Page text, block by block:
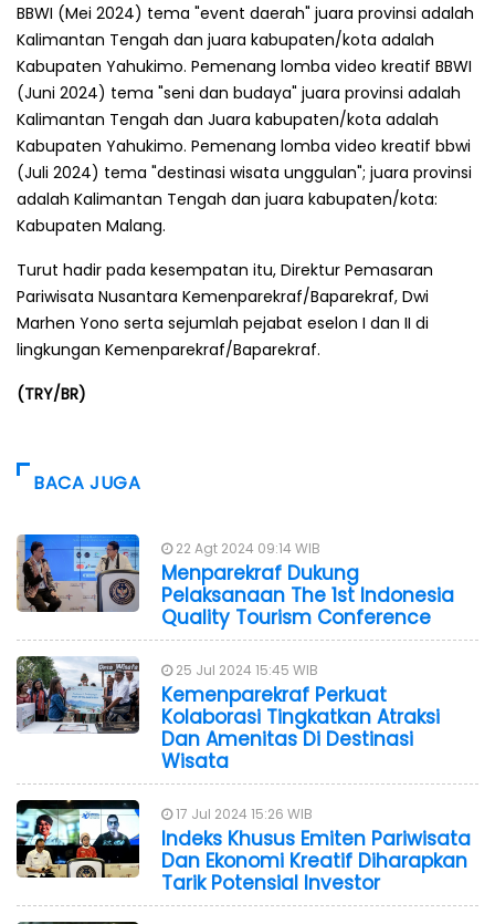
BBWI (Mei 2024) tema "event daerah" juara provinsi adalah
Kalimantan Tengah dan juara kabupaten/kota adalah
Kabupaten Yahukimo. Pemenang lomba video kreatif BBWI
(Juni 2024) tema "seni dan budaya" juara provinsi adalah
Kalimantan Tengah dan Juara kabupaten/kota adalah
Kabupaten Yahukimo. Pemenang lomba video kreatif bbwi
(Juli 2024) tema "destinasi wisata unggulan"; juara provinsi
adalah Kalimantan Tengah dan juara kabupaten/kota:
Kabupaten Malang.
Turut hadir pada kesempatan itu, Direktur Pemasaran
Pariwisata Nusantara Kemenparekraf/Baparekraf, Dwi
Marhen Yono serta sejumlah pejabat eselon I dan II di
lingkungan Kemenparekraf/Baparekraf.
(TRY/BR)
BACA JUGA
22 Agt 2024 09:14 WIB
Menparekraf Dukung
Pelaksanaan The 1st Indonesia
Quality Tourism Conference
25 Jul 2024 15:45 WIB
Kemenparekraf Perkuat
Kolaborasi Tingkatkan Atraksi
Dan Amenitas Di Destinasi
Wisata
17 Jul 2024 15:26 WIB
Indeks Khusus Emiten Pariwisata
Dan Ekonomi Kreatif Diharapkan
Tarik Potensial Investor